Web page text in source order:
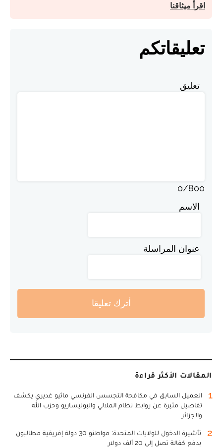
اقرأ ميثاقنا
تعليقاتكم
تعليق
0/800
الاسم
عنوان المراسلة
أترك تعليقا
المقالات الأكثر قراءة
1
العميل السابق في مكافحة التجسس الفرنسي ماثيو غديري يكشف
تفاصيل مثيرة عن روابط نظام الملالي والبوليساريو وحزب الله
والجزائر
2
تأشيرة الدخول للولايات المتحدة: مواطنو 30 دولة إفريقية مطالبون
بدفع كفالة تصل إلى 20 ألف دولار